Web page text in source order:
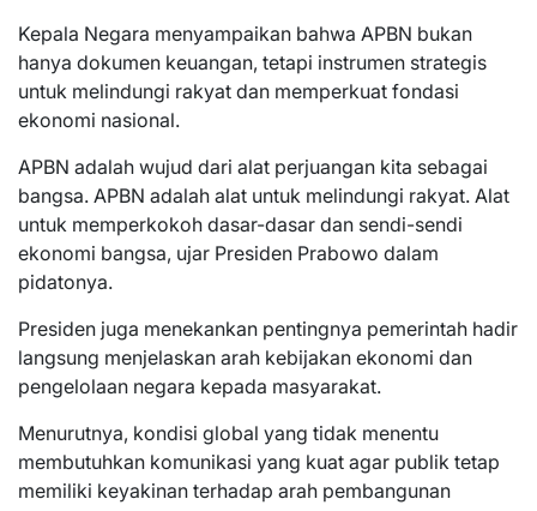
Kepala Negara menyampaikan bahwa APBN bukan
hanya dokumen keuangan, tetapi instrumen strategis
untuk melindungi rakyat dan memperkuat fondasi
ekonomi nasional.
APBN adalah wujud dari alat perjuangan kita sebagai
bangsa. APBN adalah alat untuk melindungi rakyat. Alat
untuk memperkokoh dasar-dasar dan sendi-sendi
ekonomi bangsa, ujar Presiden Prabowo dalam
pidatonya.
Presiden juga menekankan pentingnya pemerintah hadir
langsung menjelaskan arah kebijakan ekonomi dan
pengelolaan negara kepada masyarakat.
Menurutnya, kondisi global yang tidak menentu
membutuhkan komunikasi yang kuat agar publik tetap
memiliki keyakinan terhadap arah pembangunan